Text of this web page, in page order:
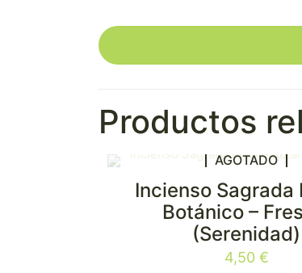
Productos
AGOTADO
Incienso Sagrada
Botánico –
(Serenidad)
4,50 €